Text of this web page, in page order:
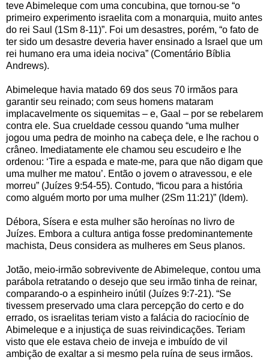
teve Abimeleque com uma concubina, que tornou-se “o
primeiro experimento israelita com a monarquia, muito antes
do rei Saul (1Sm 8-11)”. Foi um desastres, porém, “o fato de
ter sido um desastre deveria haver ensinado a Israel que um
rei humano era uma ideia nociva” (Comentário Bíblia
Andrews).
Abimeleque havia matado 69 dos seus 70 irmãos para
garantir seu reinado; com seus homens mataram
implacavelmente os siquemitas – e, Gaal – por se rebelarem
contra ele. Sua crueldade cessou quando “uma mulher
jogou uma pedra de moinho na cabeça dele, e lhe rachou o
crâneo. Imediatamente ele chamou seu escudeiro e lhe
ordenou: ‘Tire a espada e mate-me, para que não digam que
uma mulher me matou’. Então o jovem o atravessou, e ele
morreu” (Juízes 9:54-55). Contudo, “ficou para a história
como alguém morto por uma mulher (2Sm 11:21)” (Idem).
Débora, Sísera e esta mulher são heroínas no livro de
Juízes. Embora a cultura antiga fosse predominantemente
machista, Deus considera as mulheres em Seus planos.
Jotão, meio-irmão sobrevivente de Abimeleque, contou uma
parábola retratando o desejo que seu irmão tinha de reinar,
comparando-o a espinheiro inútil (Juízes 9:7-21). “Se
tivessem preservado uma clara percepção do certo e do
errado, os israelitas teriam visto a falácia do raciocínio de
Abimeleque e a injustiça de suas reivindicações. Teriam
visto que ele estava cheio de inveja e imbuído de vil
ambição de exaltar a si mesmo pela ruína de seus irmãos.